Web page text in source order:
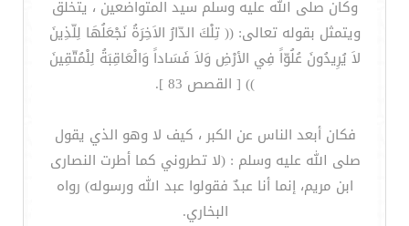
وكان صلى الله عليه وسلم سيد المتواضعين ، يتخلق
ويتمثل بقوله تعالى: (( تِلْكَ الدّارُ الاَخِرَةُ نَجْعَلُهَا لِلّذِينَ
لاَ يُرِيدُونَ عُلُوّاً فِي الأرْضِ وَلاَ فَسَاداً وَالْعَاقِبَةُ لِلْمُتّقِينَ
)) [ القصص 83 ].
فكان أبعد الناس عن الكبر ، كيف لا وهو الذي يقول
صلى الله عليه وسلم : (لا تطروني كما أطرت النصارى
ابن مريم، إنما أنا عبدٌ فقولوا عبد الله ورسوله) رواه
البخاري.